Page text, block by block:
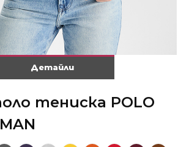
Детайли
тениска POLO